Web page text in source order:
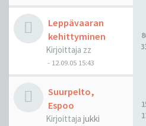
Leppävaaran
kehittyminen
Kirjoittaja zz
- 12.09.05 15:43
Suurpelto,
Espoo
Kirjoittaja jukki